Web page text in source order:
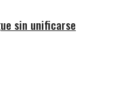
sin unificarse